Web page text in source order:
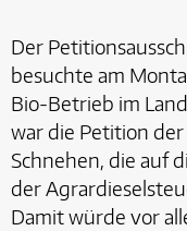
Der
besuchte am
Bio-Betrieb im
war die Petition
Schnehen, die auf
der
Damit würde vor